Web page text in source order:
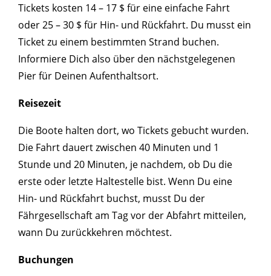
Tickets kosten 14 – 17 $ für eine einfache Fahrt
oder 25 – 30 $ für Hin- und Rückfahrt. Du musst ein
Ticket zu einem bestimmten Strand buchen.
Informiere Dich also über den nächstgelegenen
Pier für Deinen Aufenthaltsort.
Reisezeit
Die Boote halten dort, wo Tickets gebucht wurden.
Die Fahrt dauert zwischen 40 Minuten und 1
Stunde und 20 Minuten, je nachdem, ob Du die
erste oder letzte Haltestelle bist. Wenn Du eine
Hin- und Rückfahrt buchst, musst Du der
Fährgesellschaft am Tag vor der Abfahrt mitteilen,
wann Du zurückkehren möchtest.
Buchungen